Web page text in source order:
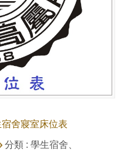
舍寢室床位表
分類 : 學生宿舍、